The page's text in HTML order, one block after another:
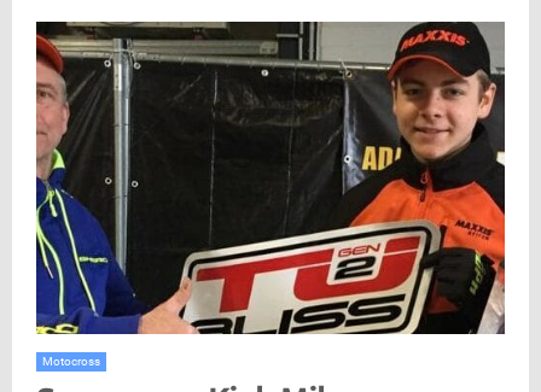
Motocross